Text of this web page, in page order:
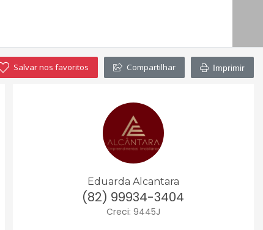
Salvar nos favoritos Compartilhar Imprimir
Eduarda Alcantara
(82) 99934-3404
Creci: 9445J